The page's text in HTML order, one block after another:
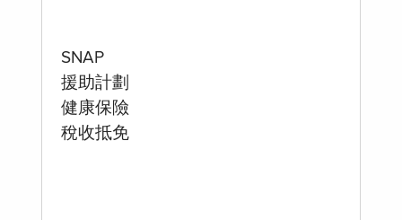
SNAP
援助計劃
健康保險
稅收抵免